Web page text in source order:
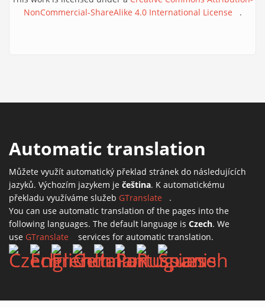
NonCommercial-ShareAlike 4.0 International License
(link is
.
Automatic translation
Můžete využít automatický překlad stránek do následujících
jazyků. Výchozím jazykem je čeština. K automatickému
překladu využíváme služeb GTranslate (link is external)
.
You can use automatic translation of the pages into the
following languages. The default language is Czech. We
use GTranslate (link is external)
services for automatic translation.